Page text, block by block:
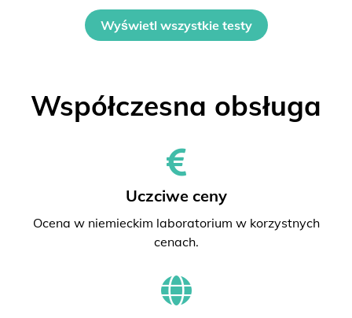
Wyświetl wszystkie testy
Współczesna obsługa
Uczciwe ceny
Ocena w niemieckim laboratorium w korzystnych
cenach.